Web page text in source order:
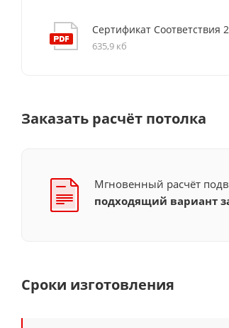
Сертификат Соответствия 2
635,9 кб
Заказать расчёт потолка
Мгновенный расчёт
подходящий вариант
Сроки изготовления